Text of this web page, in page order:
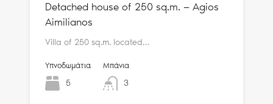
Detached house of 250 sq.m. — Agios
Aimilianos
Villa of 250 sq.m. located…
Υπνοδωμάτια
5
Μπάνια
3